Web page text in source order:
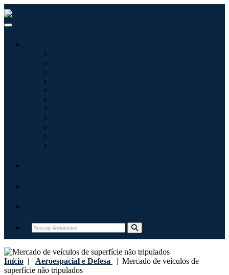
Início | Aeroespacial e Defesa | Mercado de veículos de
superfície não tripulados